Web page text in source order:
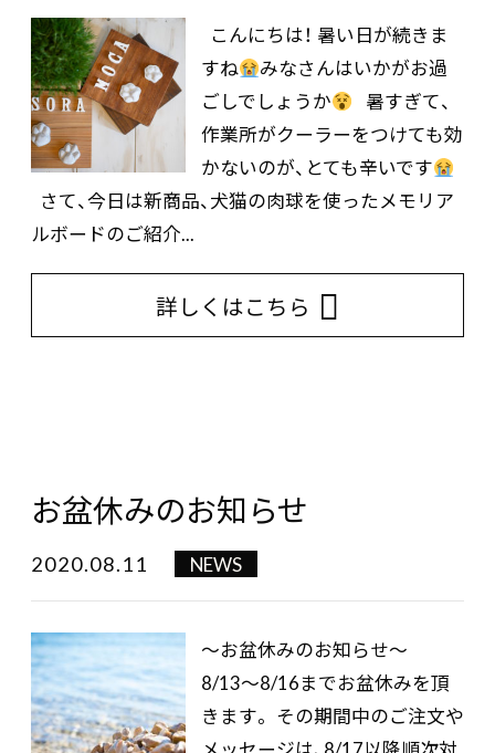
こんにちは！ 暑い日が続きま
すね
みなさんはいかがお過
ごしでしょうか
暑すぎて、
作業所がクーラーをつけても効
かないのが、とても辛いです
さて、今日は新商品、犬猫の肉球を使ったメモリア
ルボードのご紹介...
詳しくはこちら
お盆休みのお知らせ
2020.08.11 NEWS
〜お盆休みのお知らせ〜
8/13〜8/16までお盆休みを頂
きます。 その期間中のご注文や